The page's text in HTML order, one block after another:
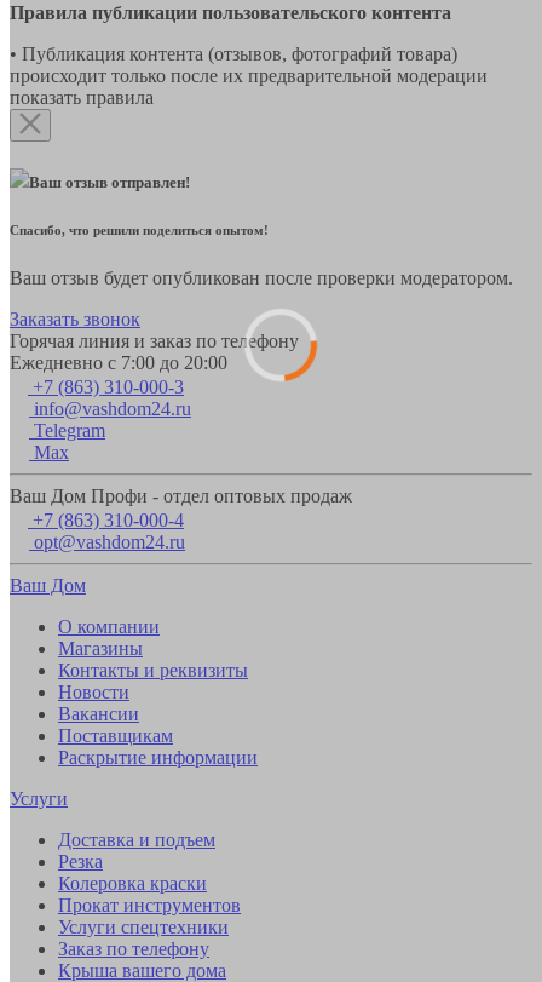
Правила публикации пользовательского контента
• Публикация контента (отзывов, фотографий товара)
происходит только после их предварительной модерации
показать правила
Ваш отзыв отправлен!
Спасибо, что решили поделиться опытом!
Ваш отзыв будет опубликован после проверки модератором.
Заказать звонок
Горячая линия и заказ по телефону
Ежедневно с 7:00 до 20:00
+7 (863) 310-000-3
info@vashdom24.ru
Telegram
Max
Ваш Дом Профи - отдел оптовых продаж
+7 (863) 310-000-4
opt@vashdom24.ru
Ваш Дом
О компании
Магазины
Контакты и реквизиты
Новости
Вакансии
Поставщикам
Раскрытие информации
Услуги
Доставка и подъем
Резка
Колеровка краски
Прокат инструментов
Услуги спецтехники
Заказ по телефону
Крыша вашего дома